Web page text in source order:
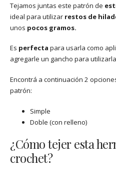
Tejamos juntas este patrón de
ideal para utilizar restos de
unos pocos gramos.
Es perfecta para usarla como
agregarle un gancho para
Encontrá a continuación 2
patrón:
Simple
Doble (con relleno)
¿Cómo tejer esta
crochet?